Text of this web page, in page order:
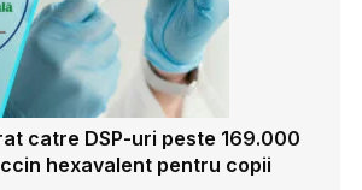
catre DSP-uri peste 169.000
hexavalent pentru copii